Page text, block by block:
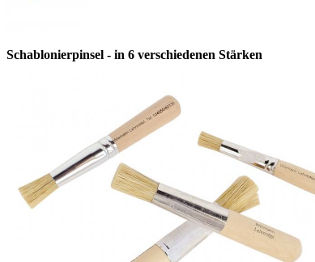
Schablonierpinsel - in 6 verschiedenen Stärken